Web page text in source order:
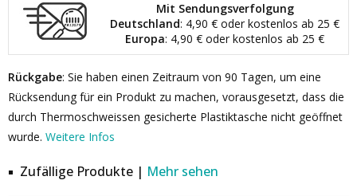
Mit Sendungsverfolgung
Deutschland: 4,90 € oder kostenlos ab 25 €
Europa: 4,90 € oder kostenlos ab 25 €
Rückgabe: Sie haben einen Zeitraum von 90 Tagen, um eine
Rücksendung für ein Produkt zu machen, vorausgesetzt, dass die
durch Thermoschweissen gesicherte Plastiktasche nicht geöffnet
wurde. Weitere Infos
Zufällige Produkte | Mehr sehen